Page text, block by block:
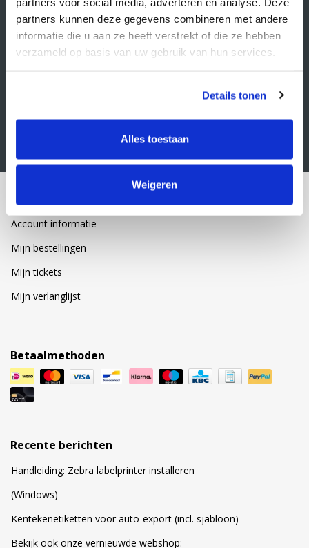
partners kunnen deze gegevens combineren met andere
informatie die u aan ze heeft verstrekt of die ze hebben
verzameld op basis van uw gebruik van hun services.
Details tonen
Alles toestaan
Weigeren
Privacy statement
Klacht indienen
Nieuwsbrief
Account informatie
Mijn bestellingen
Mijn tickets
Mijn verlanglijst
Betaalmethoden
Recente berichten
Handleiding: Zebra labelprinter installeren
(Windows)
Kentekenetiketten voor auto-export (incl. sjabloon)
Bekijk ook onze vernieuwde webshop: